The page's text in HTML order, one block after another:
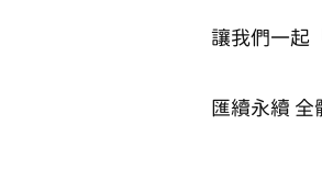
讓我們一起
匯續永續 全